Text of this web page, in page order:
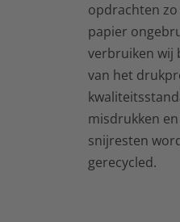
opdrachten
papier
verbruiken wij
van het
misdrukken
snijresten
gerecycled.